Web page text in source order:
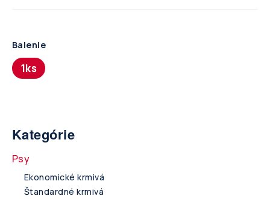
Balenie
1ks
Kategórie
Psy
Ekonomické krmivá
Štandardné krmivá